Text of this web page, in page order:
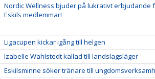
Nordic Wellness bjuder på lukrativt erbjudande
Eskils medlemmar!
Ligacupen kickar igång till helgen
Izabelle Wahlstedt kallad till landslagsläger
Eskilsminne söker tränare till